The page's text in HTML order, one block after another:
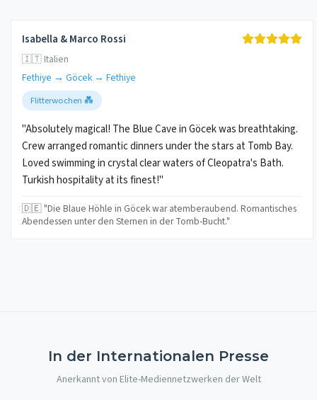
Isabella & Marco Rossi
🇮🇹 Italien
Fethiye → Göcek → Fethiye
Flitterwochen 💑
"Absolutely magical! The Blue Cave in Göcek was breathtaking.
Crew arranged romantic dinners under the stars at Tomb Bay.
Loved swimming in crystal clear waters of Cleopatra's Bath.
Turkish hospitality at its finest!"
🇩🇪 "Die Blaue Höhle in Göcek war atemberaubend. Romantisches
Abendessen unter den Sternen in der Tomb-Bucht."
In der Internationalen Presse
Anerkannt von Elite-Mediennetzwerken der Welt